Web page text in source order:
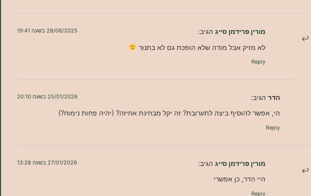
מורין פרידמן סייג הגיב: 28/06/2025 בשעה 19:41
לא מזיק אבל מודה שלא הופכת גם לא בתנור
Reply
הדר הגיב: 25/01/2026 בשעה 20:10
הי, אפשר להוסיף ביצה לתערובת? זה יקל מבחינת אחיזה? (יהיה פחות נימוח?)
Reply
מורין פרידמן סייג הגיב: 27/01/2026 בשעה 13:28
היי הדר, כן אפשרי
Reply